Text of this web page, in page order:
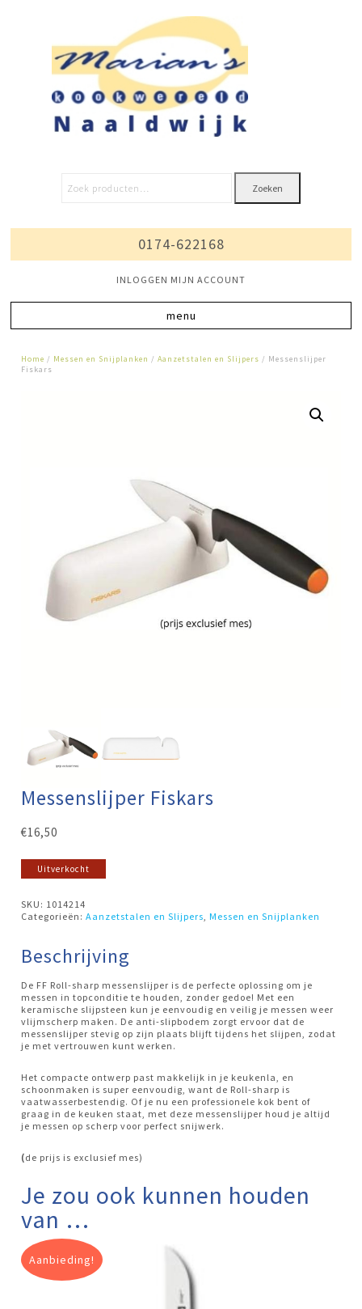
Zoeken
0174-622168
INLOGGEN MIJN ACCOUNT
Home / Messen en Snijplanken /Aanzetstalen en Slijpers / Messenslijper
Fiskars
Messenslijper Fiskars
€16,50
Uitverkocht
SKU: 1014214
Categorieën:Aanzetstalen en Slijpers ,Messen en Snijplanken
Beschrijving
De FF Roll-sharp messenslijper is de perfecte oplossing om je
messen in topconditie te houden, zonder gedoe! Met een
keramische slijpsteen kun je eenvoudig en veilig je messen weer
vlijmscherp maken. De anti-slipbodem zorgt ervoor dat de
messenslijper stevig op zijn plaats blijft tijdens het slijpen, zodat
je met vertrouwen kunt werken.
Het compacte ontwerp past makkelijk in je keukenla, en
schoonmaken is super eenvoudig, want de Roll-sharp is
vaatwasserbestendig. Of je nu een professionele kok bent of
graag in de keuken staat, met deze messenslijper houd je altijd
je messen op scherp voor perfect snijwerk.
(de prijs is exclusief mes)
Je zou ook kunnen houden
van …
Aanbieding!